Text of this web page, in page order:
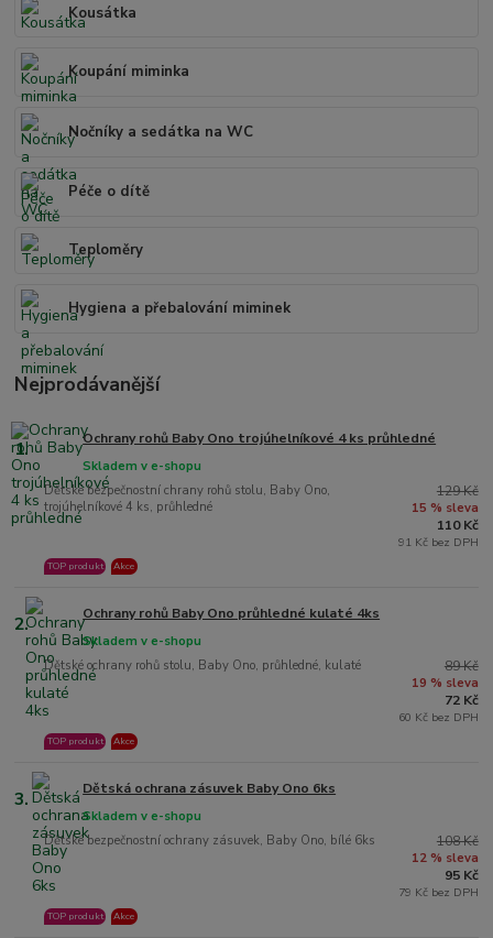
Kousátka
Koupání miminka
Nočníky a sedátka na WC
Péče o dítě
Teploměry
Hygiena a přebalování miminek
Nejprodávanější
1. Ochrany rohů Baby Ono trojúhelníkové 4 ks průhledné
Dětské bezpečnostní chrany rohů stolu, Baby Ono,
trojúhelníkové 4 ks, průhledné
Skladem v e-shopu
TOP produkt Akce
129 Kč
15 % sleva
110 Kč
91 Kč bez DPH
2. Ochrany rohů Baby Ono průhledné kulaté 4ks
Dětské ochrany rohů stolu, Baby Ono, průhledné, kulaté
Skladem v e-shopu
TOP produkt Akce
89 Kč
19 % sleva
72 Kč
60 Kč bez DPH
3. Dětská ochrana zásuvek Baby Ono 6ks
Dětské bezpečnostní ochrany zásuvek, Baby Ono, bílé 6ks
Skladem v e-shopu
TOP produkt Akce
108 Kč
12 % sleva
95 Kč
79 Kč bez DPH